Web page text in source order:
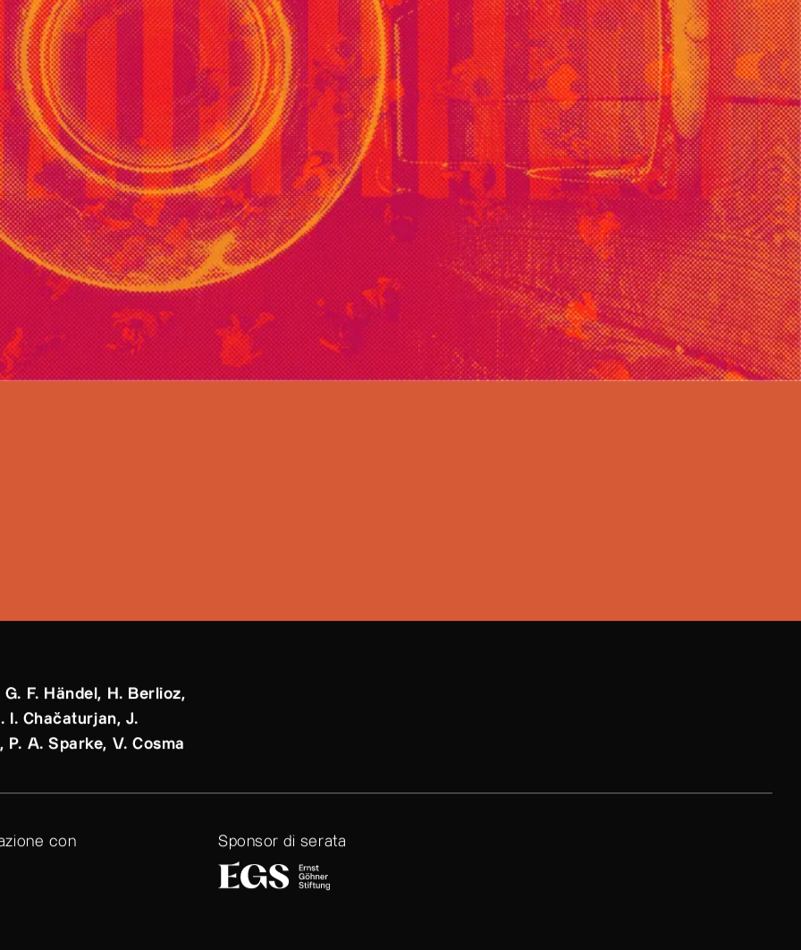
F. Händel, H. Berlioz,
I. Chačaturjan, J.
P. A. Sparke, V. Cosma
con Sponsor di serata